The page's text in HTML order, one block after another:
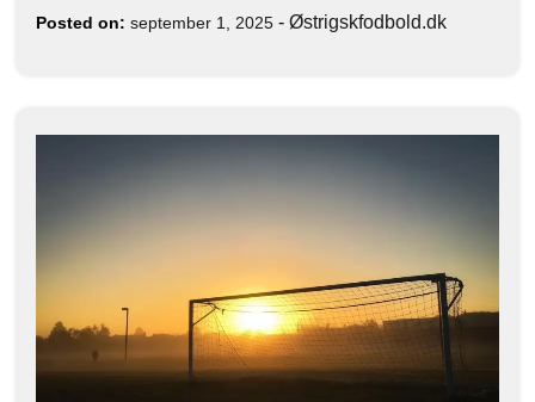
Posted on: september 1, 2025 - Østrigskfodbold.dk